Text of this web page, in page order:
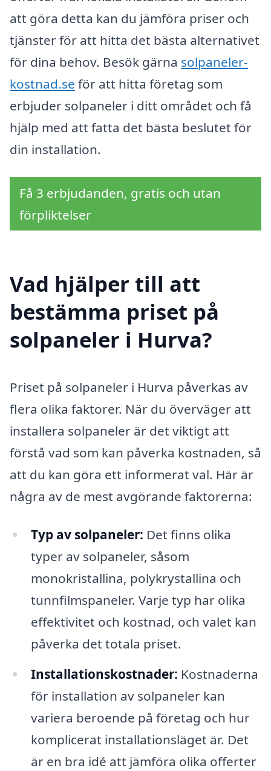
att göra detta kan du jämföra priser och
tjänster för att hitta det bästa alternativet
för dina behov. Besök gärna solpaneler-
kostnad.se för att hitta företag som
erbjuder solpaneler i ditt området och få
hjälp med att fatta det bästa beslutet för
din installation.
Få 3 erbjudanden, gratis och utan
förpliktelser
Vad hjälper till att
bestämma priset på
solpaneler i Hurva?
Priset på solpaneler i Hurva påverkas av
flera olika faktorer. När du överväger att
installera solpaneler är det viktigt att
förstå vad som kan påverka kostnaden, så
att du kan göra ett informerat val. Här är
några av de mest avgörande faktorerna:
Typ av solpaneler: Det finns olika
typer av solpaneler, såsom
monokristallina, polykrystallina och
tunnfilmspaneler. Varje typ har olika
effektivitet och kostnad, och valet kan
påverka det totala priset.
Installationskostnader: Kostnaderna
för installation av solpaneler kan
variera beroende på företag och hur
komplicerat installationsläget är. Det
är en bra idé att jämföra olika offerter